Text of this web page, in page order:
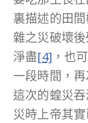
裏描述的田
雜之災破壞
淨盡[4] ，也
一段時間，
這次的蝗災
災時上帝其